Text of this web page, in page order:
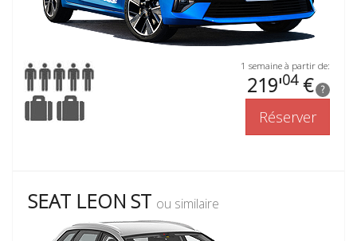
1 semaine à partir de:
219'04€ ?
Réserver
SEAT LEON ST ou similaire